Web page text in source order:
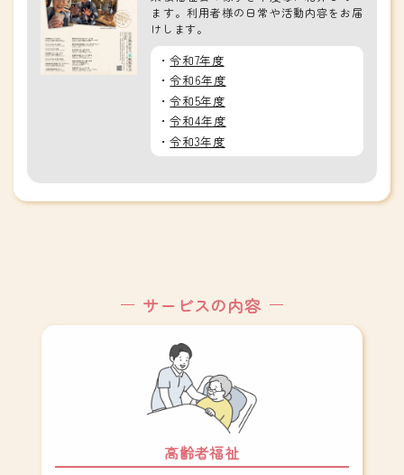
ます。利用者様の日常や活動内容をお届
けします。
令和7年度
令和6年度
令和5年度
令和4年度
令和3年度
サービスの内容
高齢者福祉